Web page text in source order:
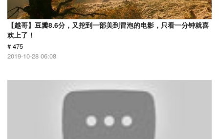
【越哥】豆瓣8.6分，又挖到一部美到冒泡的电影，只看一分钟就喜
欢上了！
# 475
2019-10-28 06:08